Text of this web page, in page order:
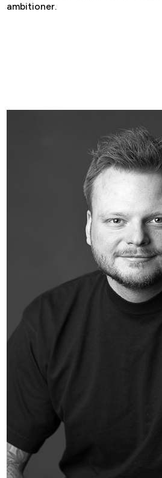
ambitioner.